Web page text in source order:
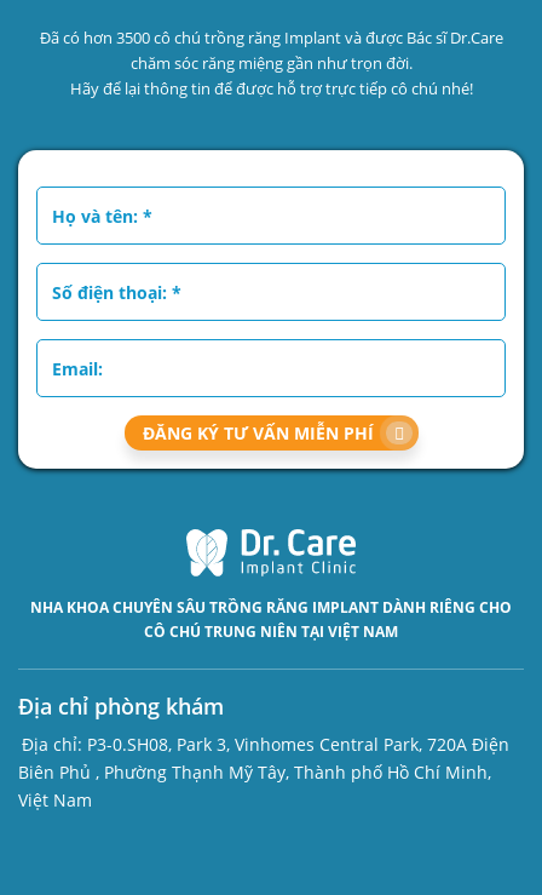
Đã có hơn 3500 cô chú trồng răng Implant và được Bác sĩ Dr.Care
chăm sóc răng miệng gần như trọn đời.
Hãy để lại thông tin để được hỗ trợ trực tiếp cô chú nhé!
ĐĂNG KÝ TƯ VẤN MIỄN PHÍ
NHA KHOA CHUYÊN SÂU TRỒNG RĂNG IMPLANT DÀNH RIÊNG CHO
CÔ CHÚ TRUNG NIÊN TẠI VIỆT NAM
Địa chỉ phòng khám
Địa chỉ: P3-0.SH08, Park 3, Vinhomes Central Park, 720A Điện
Biên Phủ , Phường Thạnh Mỹ Tây, Thành phố Hồ Chí Minh,
Việt Nam